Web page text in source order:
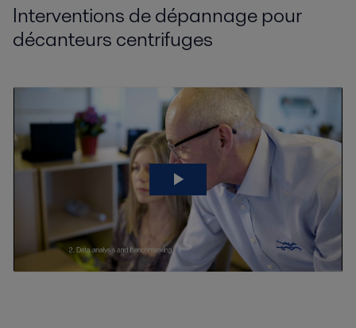
Interventions de dépannage pour
décanteurs centrifuges